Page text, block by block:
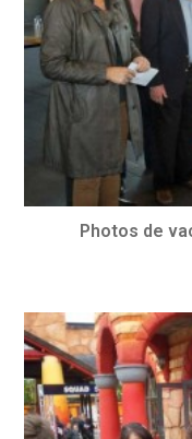
Photos de